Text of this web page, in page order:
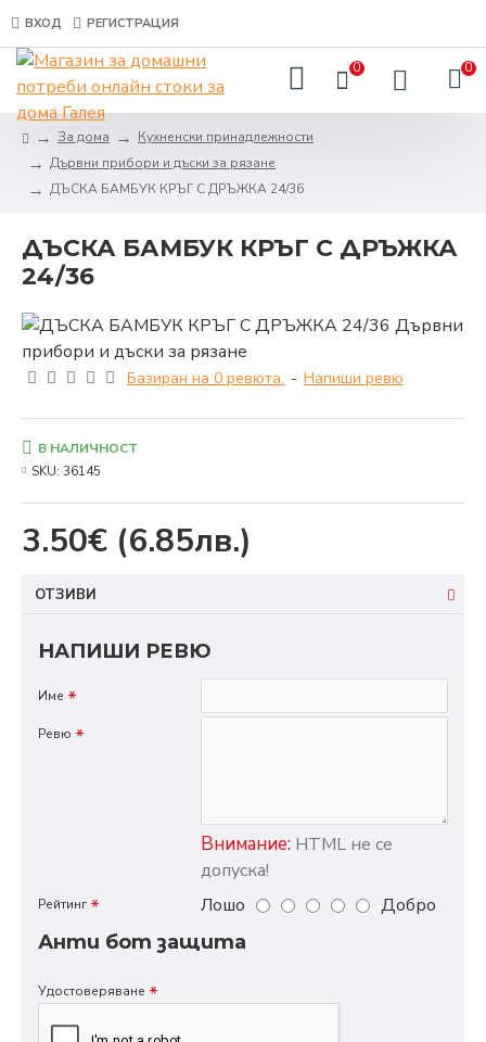
ВХОД РЕГИСТРАЦИЯ
0 0
За дома
Кухненски принадлежности
Дървни прибори и дъски за рязане
ДЪСКА БАМБУК КРЪГ С ДРЪЖКА 24/36
ДЪСКА БАМБУК КРЪГ С ДРЪЖКА
24/36
Базиран на 0 ревюта. - Напиши ревю
3.50€ (6.85лв.)
В НАЛИЧНОСТ
SKU: 36145
ОТЗИВИ
НАПИШИ РЕВЮ
Име
Ревю
Внимание: HTML не се
допуска!
Рейтинг Лошо
Добро
Анти бот защита
Удостоверяване